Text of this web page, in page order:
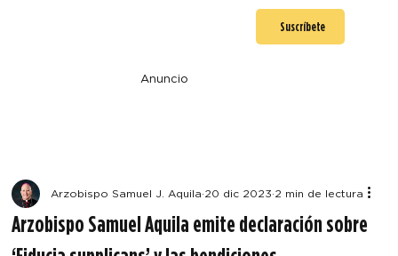
Suscríbete
Anuncio
Arzobispo Samuel Aquila emite declaración sobre
Arzobispo Samuel J. Aquila 20 dic 2023 2 min de lectura